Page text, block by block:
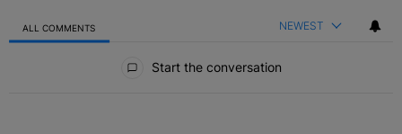
ALL COMMENTS NEWEST
Start the conversation